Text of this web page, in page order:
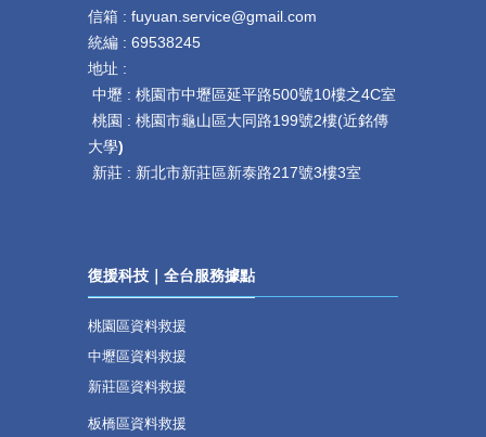
信箱 : fuyuan.service@gmail.com
統編 : 69538245
地址 :
中壢 : 桃園市中壢區延平路500號10樓之4C室
桃園 : 桃園市龜山區大同路199號2樓(近銘傳
大學)
新莊 : 新北市新莊區新泰路217號3樓3室
復援科技｜全台服務據點
桃園區資料救援
中壢區資料救援
新莊區資料救援
板橋區資料救援